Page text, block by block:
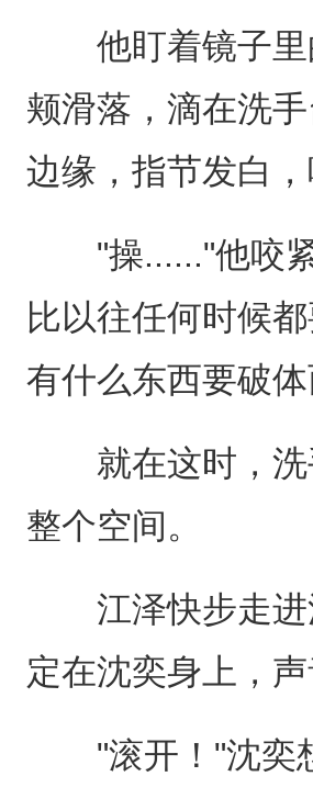
他盯着镜子里
颊滑落，滴在洗
边缘，指节发白
"操......"他咬紧
比以往任何时候
有什么东西要破体
就在这时，洗
整个空间。
江泽快步走进
定在沈奕身上，
"滚开！"沈奕想